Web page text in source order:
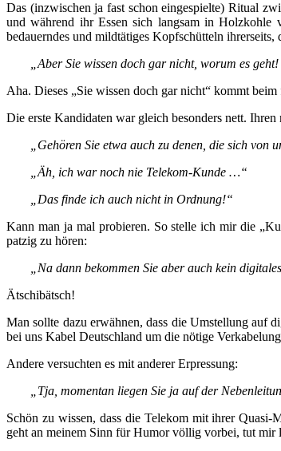
Das (inzwischen ja fast schon eingespielte) Ritual
und während ihr Essen sich langsam in
bedauerndes und mildtätiges Kopfschütteln
„Aber Sie wissen doch gar nicht, worum es
Aha. Dieses „Sie wissen doch gar nicht“ kommt
Die erste Kandidaten war gleich besonders nett.
„Gehören Sie etwa auch zu denen, die sich von
„Äh, ich war noch nie Telekom-Kunde …“
„Das finde ich auch nicht in Ordnung!“
Kann man ja mal probieren. So stelle ich mir die
patzig zu hören:
„Na dann bekommen Sie aber auch kein
Ätschibätsch!
Man sollte dazu erwähnen, dass die Umstellung auf
bei uns Kabel Deutschland um die nötige
Andere versuchten es mit anderer Erpressung:
„Tja, momentan liegen Sie ja auf der
Schön zu wissen, dass die Telekom mit ihrer Quasi-
geht an meinem Sinn für Humor völlig vorbei, tut